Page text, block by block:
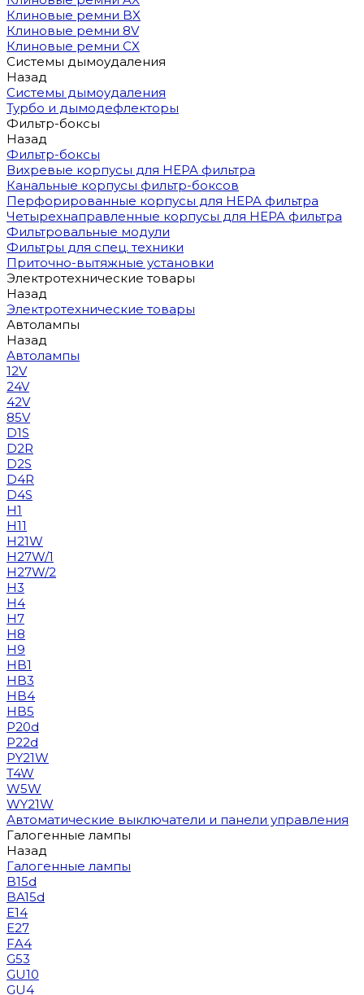
Клиновые ремни BX
Клиновые ремни 8V
Клиновые ремни CX
Системы дымоудаления
Назад
Системы дымоудаления
Турбо и дымодефлекторы
Фильтр-боксы
Назад
Фильтр-боксы
Вихревые корпусы для HEPA фильтра
Канальные корпусы фильтр-боксов
Перфорированные корпусы для HEPA фильтра
Четырехнаправленные корпусы для HEPA фильтра
Фильтровальные модули
Фильтры для спец. техники
Приточно-вытяжные установки
Электротехнические товары
Назад
Электротехнические товары
Автолампы
Назад
Автолампы
12V
24V
42V
85V
D1S
D2R
D2S
D4R
D4S
H1
H11
H21W
H27W/1
H27W/2
H3
H4
H7
H8
H9
HB1
HB3
HB4
HB5
P20d
P22d
PY21W
T4W
W5W
WY21W
Автоматические выключатели и панели управления
Галогенные лампы
Назад
Галогенные лампы
B15d
BA15d
E14
E27
FA4
G53
GU10
GU4